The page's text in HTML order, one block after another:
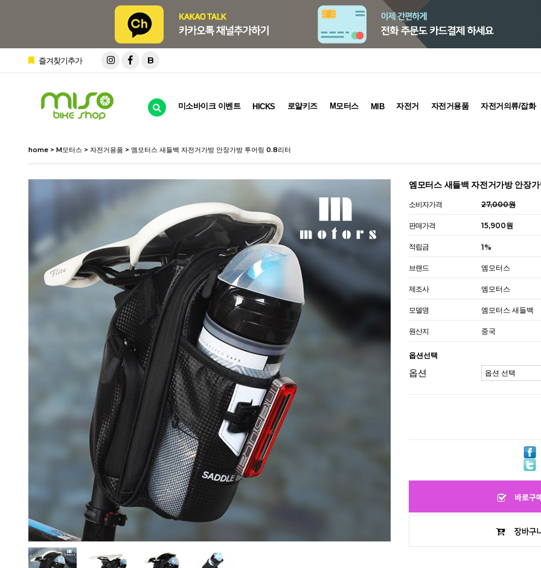
즐겨찾기추가 B
미소바이크 이벤트 HICKS 로얄키즈 M모터스 MIB 자전거 자전거용품 자전거의류/잡화
home > M모터스 > 자전거용품 > 엠모터스 새들백 자전거가방 안장가방 투어링 0.8리터
엠모터스 새들백 자전거가방 안장
소비자가격 27,000원
판매가격 15,900원
적립금 1%
브랜드 엠모터스
제조사 엠모터스
모델명 엠모터스 새들백
원산지 중국
옵션선택
옵션